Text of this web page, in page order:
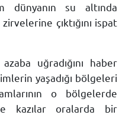
dünyanın su altında
zirvelerine çıktığını ispat
uğradığını haber
yaşadığı bölgeleri
o bölgelerde
kazılar oralarda bir